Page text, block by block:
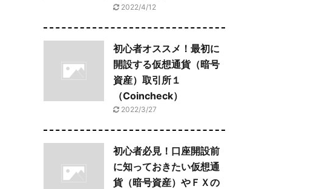
2022/4/12
初心者オススメ！最初に
開設する仮想通貨（暗号
資産）取引所１
（Coincheck）
2022/3/27
初心者必見！口座開設前
に知っておきたい仮想通
貨（暗号資産）やＦＸの